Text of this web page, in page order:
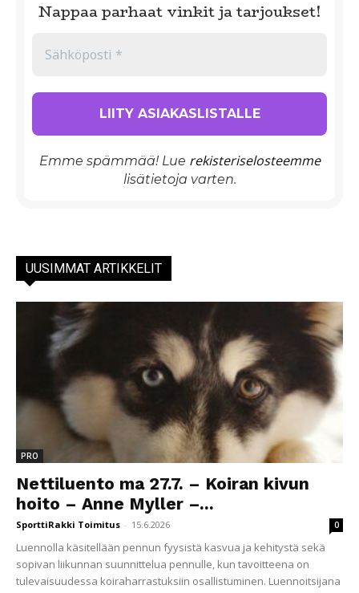
Nappaa parhaat vinkit ja tarjoukset!
Emme spämmää! Lue rekisteriselosteemme
lisätietoja varten.
UUSIMMAT ARTIKKELIT
PRO
Nettiluento ma 27.7. – Koiran kivun
hoito – Anne Myller –...
SporttiRakki Toimitus - 15.6.2026 0
Luennolla käsitellään pennun fyysistä kasvua ja kehitystä sekä
sopivan liikunnan suunnittelua pennulle, kun tavoitteena on
tulevaisuudessa koiraharrastuksiin osallistuminen. Luennoitsijana